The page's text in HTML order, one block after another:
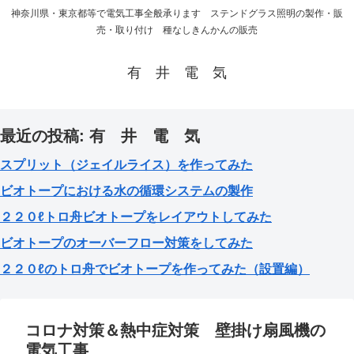
神奈川県・東京都等で電気工事全般承ります ステンドグラス照明の製作・販
売・取り付け 種なしきんかんの販売
有 井 電 気
最近の投稿: 有 井 電 気
スプリット（ジェイルライス）を作ってみた
ビオトープにおける水の循環システムの製作
２２０ℓトロ舟ビオトープをレイアウトしてみた
ビオトープのオーバーフロー対策をしてみた
２２０ℓのトロ舟でビオトープを作ってみた（設置編）
コロナ対策＆熱中症対策 壁掛け扇風機の
電気工事